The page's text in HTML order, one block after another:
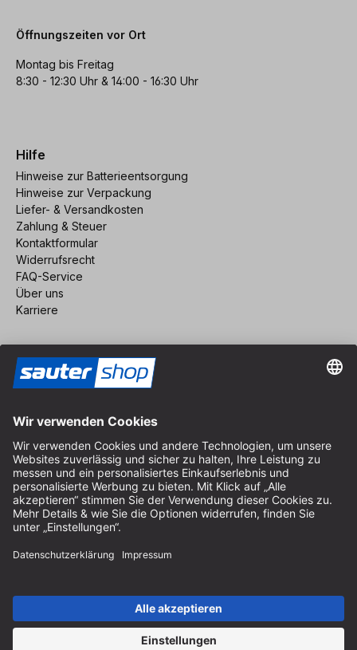
Öffnungszeiten vor Ort
Montag bis Freitag
8:30 - 12:30 Uhr & 14:00 - 16:30 Uhr
Hilfe
Hinweise zur Batterieentsorgung
Hinweise zur Verpackung
Liefer- & Versandkosten
Zahlung & Steuer
Kontaktformular
Widerrufsrecht
FAQ-Service
Über uns
Karriere
Impressum
AGB
Datenschutz
Cookie-Einstellungen
© 2026 sauter GmbH
* kostenloser Versand ab 150 Euro Bestellwert innerhalb
Deutschlands für die Standard-Paketgrößen - ausgenommen
Sperrgut und Fracht
In Abh. des Lieferlandes kann die MwSt. an der Kasse variieren.